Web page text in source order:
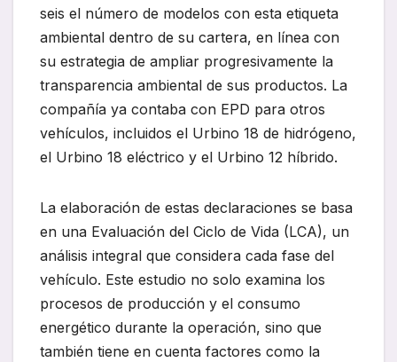
seis el número de modelos con esta etiqueta
ambiental dentro de su cartera, en línea con
su estrategia de ampliar progresivamente la
transparencia ambiental de sus productos. La
compañía ya contaba con EPD para otros
vehículos, incluidos el Urbino 18 de hidrógeno,
el Urbino 18 eléctrico y el Urbino 12 híbrido.
La elaboración de estas declaraciones se basa
en una Evaluación del Ciclo de Vida (LCA), un
análisis integral que considera cada fase del
vehículo. Este estudio no solo examina los
procesos de producción y el consumo
energético durante la operación, sino que
también tiene en cuenta factores como la